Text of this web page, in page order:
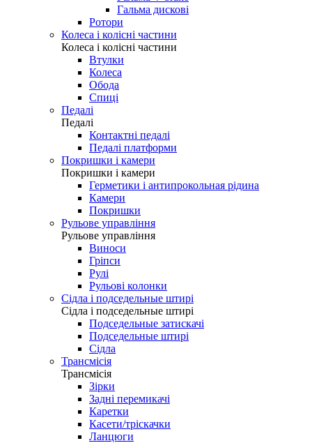
Гальма дискові
Ротори
Колеса і колісні частини
Колеса і колісні частини
Втулки
Колеса
Обода
Спиці
Педалі
Педалі
Контактні педалі
Педалі платформи
Покришки і камери
Покришки і камери
Герметики і антипрокольная рідина
Камери
Покришки
Рульове управління
Рульове управління
Виноси
Гріпси
Рулі
Рульові колонки
Сідла і подседельные штирі
Сідла і подседельные штирі
Подседельные затискачі
Подседельные штирі
Сідла
Трансмісія
Трансмісія
Зірки
Задні перемикачі
Каретки
Касети/тріскачки
Ланцюги